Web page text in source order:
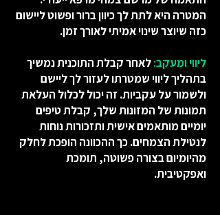
המטרה היא לתת לך כיוון ברור ופשוט ליישום
כזה שיוצר שינוי אמיתי לאורך זמן.
ליווי ומעקב:לאחר קבלת התוכנית נמשיך
בתהליך ליווי שמטרתו לעזור לך ליישם
ולשמור על עקביות. זה יכול לכלול העלאת
תמונות של המזונות שלך, קבלת טיפים
יומיים מותאמים אישית ותזכורות נוחות
לנטילת הצמחים. כך ההכוונה הופכת לחלק
מהיומיום בצורה פשוטה, תומכת
ואפקטיבית.